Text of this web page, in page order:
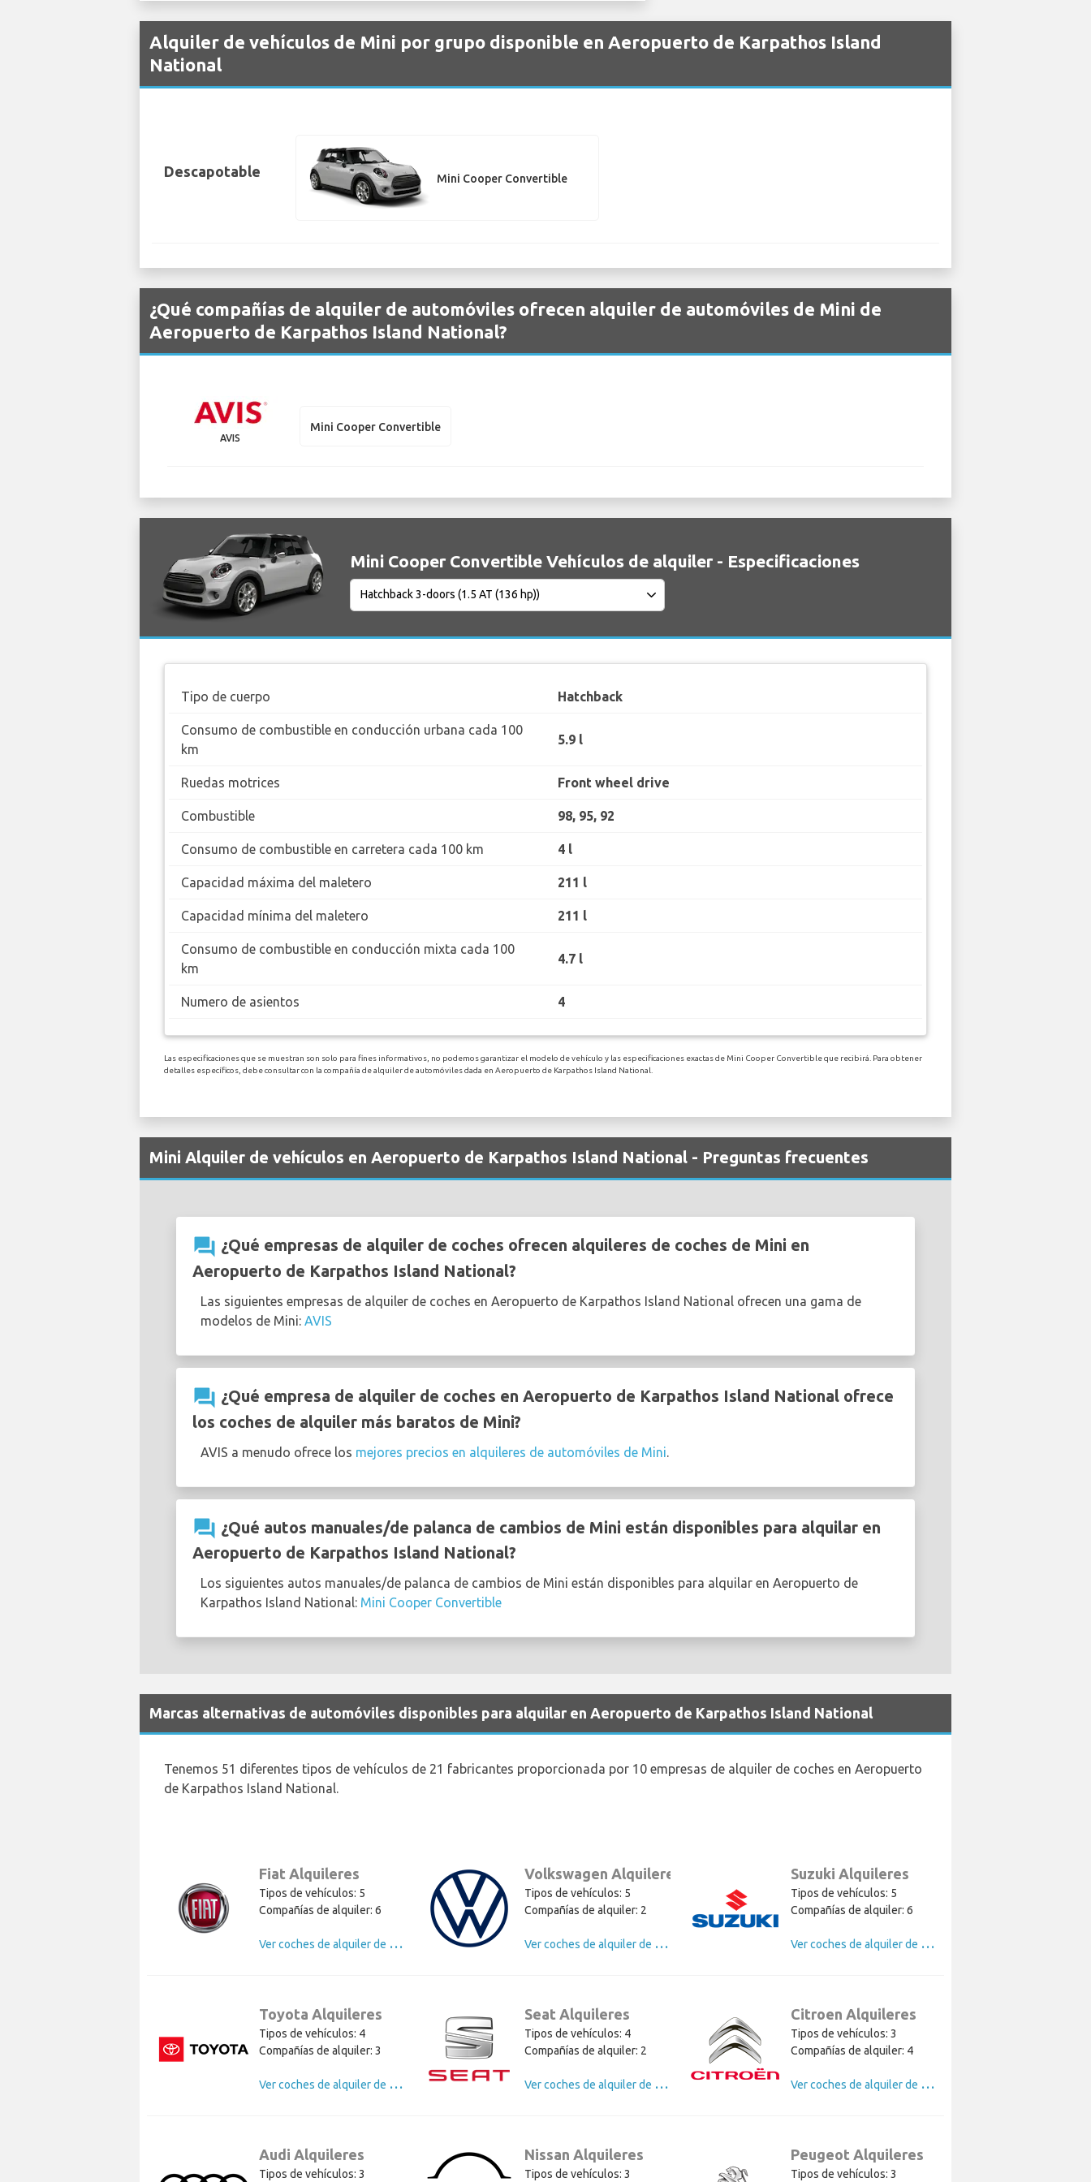
Alquiler de vehículos de Mini por grupo disponible en Aeropuerto de Karpathos Island
National
Descapotable Mini Cooper Convertible
¿Qué compañías de alquiler de automóviles ofrecen alquiler de automóviles de Mini de
Aeropuerto de Karpathos Island National?
AVIS
Mini Cooper Convertible
Mini Cooper Convertible Vehículos de alquiler - Especificaciones
Tipo de cuerpo Hatchback
Consumo de combustible en conducción urbana cada 100
km
5.9 l
Ruedas motrices Front wheel drive
Combustible 98, 95, 92
Consumo de combustible en carretera cada 100 km 4 l
Capacidad máxima del maletero 211 l
Capacidad mínima del maletero 211 l
Consumo de combustible en conducción mixta cada 100
km
4.7 l
Numero de asientos 4
Las especificaciones que se muestran son solo para fines informativos, no podemos garantizar el modelo de vehículo y las especificaciones exactas de Mini Cooper Convertible que recibirá. Para obtener
detalles específicos, debe consultar con la compañía de alquiler de automóviles dada en Aeropuerto de Karpathos Island National.
Mini Alquiler de vehículos en Aeropuerto de Karpathos Island National - Preguntas frecuentes
question_answer ¿Qué empresas de alquiler de coches ofrecen alquileres de coches de Mini en
Aeropuerto de Karpathos Island National?
Las siguientes empresas de alquiler de coches en Aeropuerto de Karpathos Island National ofrecen una gama de
modelos de Mini: AVIS
question_answer ¿Qué empresa de alquiler de coches en Aeropuerto de Karpathos Island National ofrece
los coches de alquiler más baratos de Mini?
AVIS a menudo ofrece los mejores precios en alquileres de automóviles de Mini.
question_answer ¿Qué autos manuales/de palanca de cambios de Mini están disponibles para alquilar en
Aeropuerto de Karpathos Island National?
Los siguientes autos manuales/de palanca de cambios de Mini están disponibles para alquilar en Aeropuerto de
Karpathos Island National: Mini Cooper Convertible
Marcas alternativas de automóviles disponibles para alquilar en Aeropuerto de Karpathos Island National
Tenemos 51 diferentes tipos de vehículos de 21 fabricantes proporcionada por 10 empresas de alquiler de coches en Aeropuerto
de Karpathos Island National.
Fiat Alquileres
Tipos de vehículos: 5
Compañías de alquiler: 6
V
er coches de alquiler de Fiat
Volkswagen Alquileres
Tipos de vehículos: 5
Compañías de alquiler: 2
V
er coches de alquiler de Volkswagen
Suzuki Alquileres
Tipos de vehículos: 5
Compañías de alquiler: 6
V
er coches de alquiler de Suzuki
Toyota Alquileres
Tipos de vehículos: 4
Compañías de alquiler: 3
V
er coches de alquiler de Toyota
Seat Alquileres
Tipos de vehículos: 4
Compañías de alquiler: 2
V
er coches de alquiler de Seat
Citroen Alquileres
Tipos de vehículos: 3
Compañías de alquiler: 4
V
er coches de alquiler de Citroen
Audi Alquileres
Tipos de vehículos: 3
Nissan Alquileres
Tipos de vehículos: 3
Peugeot Alquileres
Tipos de vehículos: 3